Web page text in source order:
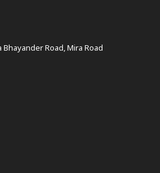
Road, Mira Road